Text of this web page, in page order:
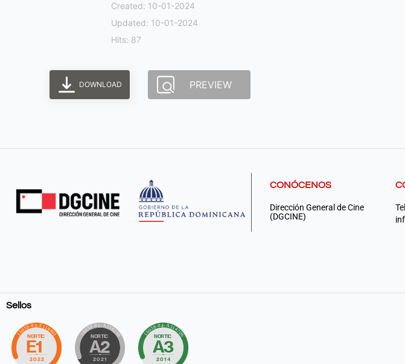
Created: 10-01-2024
Updated: 10-01-2024
Hits: 87
DOWNLOAD PREVIEW
CONÓCENOS
Dirección General de Cine
(DGCINE)
Sellos